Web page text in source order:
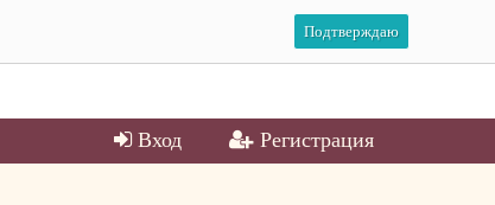
Подтверждаю
Вход Регистрация